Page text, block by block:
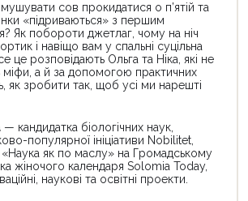
сов прокидатися о п’ятій та
«підриваються» з першим
Як побороти джетлаг, чому на ніч
і навіщо вам у спальні суцільна
це розповідають Ольга та Ніка, які не
а й за допомогою практичних
як зробити так, щоб усі ми нарешті
— кандидатка біологічних наук,
популярної ініціативи Nobilitet,
«Наука як по маслу» на Громадському
жіночого календаря Solomia Today,
наукові та освітні проекти.